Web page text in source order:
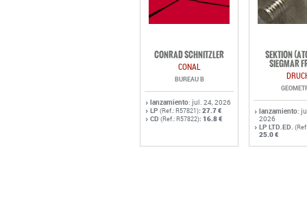
CONRAD SCHNITZLER
CONAL
BUREAU B
lanzamiento: jul. 24, 2026
LP (Ref.: R57821): 27.7 €
CD (Ref.: R57822): 16.8 €
SEKTION
SIEGMAR
lanzamiento:
2026
LP LTD.ED.
25.0 €